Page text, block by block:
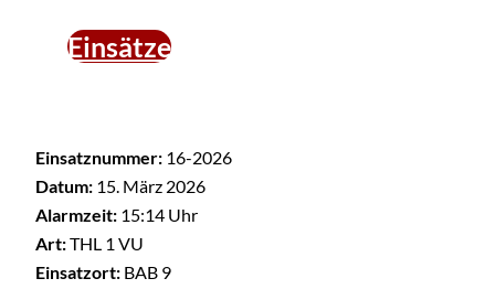
Einsätze
Einsatznummer: 16-2026
Datum: 15. März 2026
Alarmzeit: 15:14 Uhr
Art:THL 1 VU
Einsatzort: BAB 9